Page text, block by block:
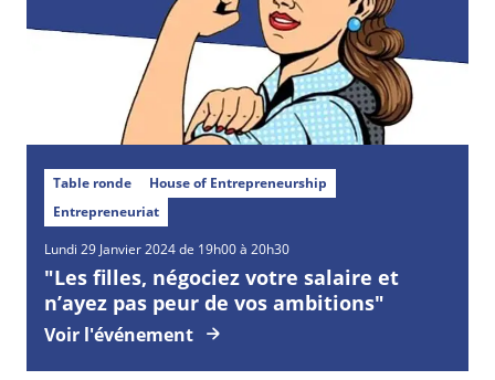
Table ronde
House of Entrepreneurship
Entrepreneuriat
Lundi 29 Janvier 2024 de 19h00 à 20h30
"Les filles, négociez votre salaire et
n’ayez pas peur de vos ambitions"
Voir l'événement